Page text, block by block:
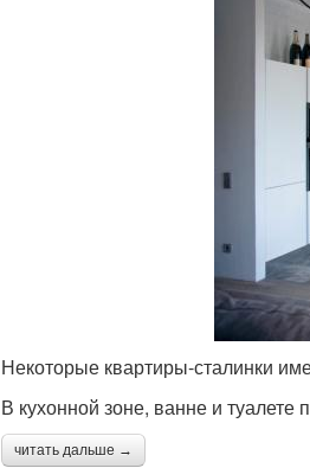
Некоторые квартиры-сталинки
В кухонной зоне, ванне и туалете
читать дальше →